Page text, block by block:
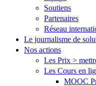
Soutiens
Partenaires
Réseau
Le journalisme de
Nos actions
Les Prix >
Les Cours en
MOOC